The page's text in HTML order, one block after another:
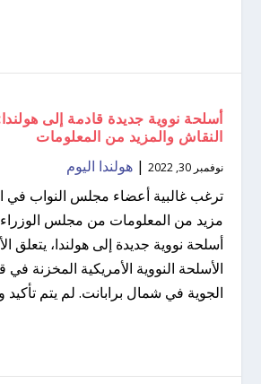
أسلحة نووية جديدة قادمة إلى
النقاش والمزيد من المعلومات
نوفمبر 30, 2022 |هولندا اليوم
ترغب غالبية أعضاء مجلس النواب
مزيد من المعلومات من مجلس
أسلحة نووية جديدة إلى هولندا، يتعلق
الأسلحة النووية الأمريكية المخزنة
الجوية في شمال برابانت. لم يتم تأكيد